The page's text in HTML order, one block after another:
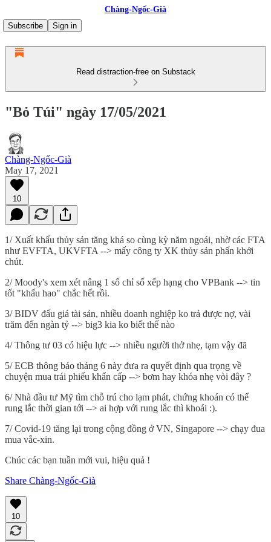
Chàng-Ngốc-Già
Subscribe
Sign in
Read distraction-free on Substack
"Bỏ Túi" ngày 17/05/2021
Chàng-Ngốc-Già
May 17, 2021
10
1/ Xuất khẩu thủy sản tăng khá so cùng kỳ năm ngoái, nhờ các FTA
như EVFTA, UKVFTA --> mấy công ty XK thủy sản phấn khởi
chút.
2/ Moody's xem xét nâng 1 số chỉ số xếp hạng cho VPBank --> tin
tốt "khấu hao" chắc hết rồi.
3/ BIDV đấu giá tài sản, nhiều doanh nghiệp ko trả được nợ, vài
trăm đến ngàn tỷ --> big3 kia ko biết thế nào
4/ Thông tư 03 có hiệu lực --> nhiều người thở nhẹ, tạm vậy đã
5/ ECB thông báo tháng 6 này đưa ra quyết định qua trọng về
chuyện mua trái phiếu khẩn cấp --> bơm hay khóa nhẹ vòi đây ?
6/ Nhà đầu tư Mỹ tìm chỗ trú cho lạm phát, chứng khoán có thể
rung lắc thời gian tới --> ai hợp với rung lắc thì khoái :).
7/ Covid-19 tăng lại trong cộng đồng ở VN, Singapore --> chạy đua
mua vắc-xin.
Chúc các bạn tuần mới vui, hiệu quả !
Share Chàng-Ngốc-Già
10